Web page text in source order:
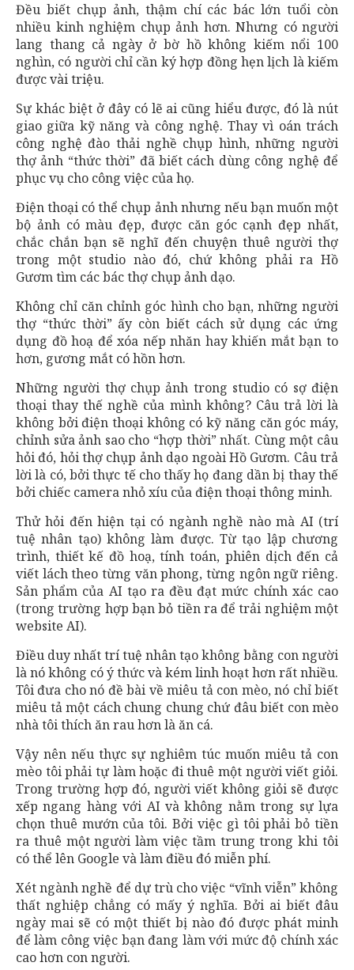
Đều biết chụp ảnh, thậm chí các bác lớn tuổi còn
nhiều kinh nghiệm chụp ảnh hơn. Nhưng có người
lang thang cả ngày ở bờ hồ không kiếm nổi 100
nghìn, có người chỉ cần ký hợp đồng hẹn lịch là kiếm
được vài triệu.
Sự khác biệt ở đây có lẽ ai cũng hiểu được, đó là nút
giao giữa kỹ năng và công nghệ. Thay vì oán trách
công nghệ đào thải nghề chụp hình, những người
thợ ảnh “thức thời” đã biết cách dùng công nghệ để
phục vụ cho công việc của họ.
Điện thoại có thể chụp ảnh nhưng nếu bạn muốn một
bộ ảnh có màu đẹp, được căn góc cạnh đẹp nhất,
chắc chắn bạn sẽ nghĩ đến chuyện thuê người thợ
trong một studio nào đó, chứ không phải ra Hồ
Gươm tìm các bác thợ chụp ảnh dạo.
Không chỉ căn chỉnh góc hình cho bạn, những người
thợ “thức thời” ấy còn biết cách sử dụng các ứng
dụng đồ hoạ để xóa nếp nhăn hay khiến mắt bạn to
hơn, gương mắt có hồn hơn.
Những người thợ chụp ảnh trong studio có sợ điện
thoại thay thế nghề của mình không? Câu trả lời là
không bởi điện thoại không có kỹ năng căn góc máy,
chỉnh sửa ảnh sao cho “hợp thời” nhất. Cùng một câu
hỏi đó, hỏi thợ chụp ảnh dạo ngoài Hồ Gươm. Câu trả
lời là có, bởi thực tế cho thấy họ đang dần bị thay thế
bởi chiếc camera nhỏ xíu của điện thoại thông minh.
Thử hỏi đến hiện tại có ngành nghề nào mà AI (trí
tuệ nhân tạo) không làm được. Từ tạo lập chương
trình, thiết kế đồ hoạ, tính toán, phiên dịch đến cả
viết lách theo từng văn phong, từng ngôn ngữ riêng.
Sản phẩm của AI tạo ra đều đạt mức chính xác cao
(trong trường hợp bạn bỏ tiền ra để trải nghiệm một
website AI).
Điều duy nhất trí tuệ nhân tạo không bằng con người
là nó không có ý thức và kém linh hoạt hơn rất nhiều.
Tôi đưa cho nó đề bài về miêu tả con mèo, nó chỉ biết
miêu tả một cách chung chung chứ đâu biết con mèo
nhà tôi thích ăn rau hơn là ăn cá.
Vậy nên nếu thực sự nghiêm túc muốn miêu tả con
mèo tôi phải tự làm hoặc đi thuê một người viết giỏi.
Trong trường hợp đó, người viết không giỏi sẽ được
xếp ngang hàng với AI và không nằm trong sự lựa
chọn thuê mướn của tôi. Bởi việc gì tôi phải bỏ tiền
ra thuê một người làm việc tầm trung trong khi tôi
có thể lên Google và làm điều đó miễn phí.
Xét ngành nghề để dự trù cho việc “vĩnh viễn” không
thất nghiệp chẳng có mấy ý nghĩa. Bởi ai biết đâu
ngày mai sẽ có một thiết bị nào đó được phát minh
để làm công việc bạn đang làm với mức độ chính xác
cao hơn con người.